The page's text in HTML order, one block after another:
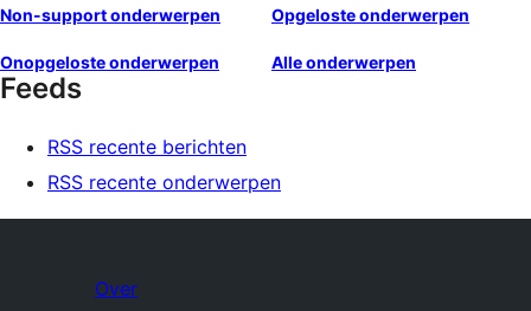
Non-support onderwerpen Opgeloste onderwerpen
Onopgeloste onderwerpen Alle onderwerpen
Feeds
RSS recente berichten
RSS recente onderwerpen
Over